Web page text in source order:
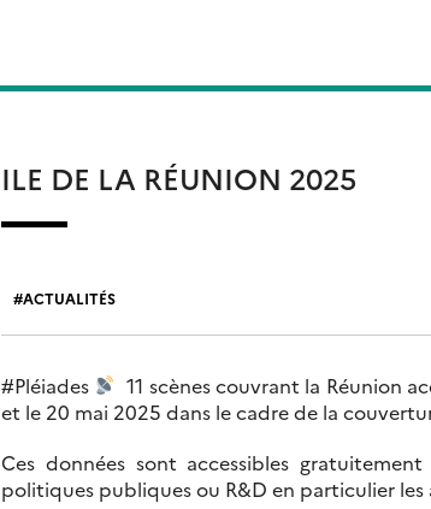
ILE DE LA RÉUNION 2025
ACTUALITÉS
#Pléiades
11 scènes couvrant la Réunion
et le 20 mai 2025 dans le cadre de la
Ces données sont accessibles
politiques publiques ou R&D en particulier